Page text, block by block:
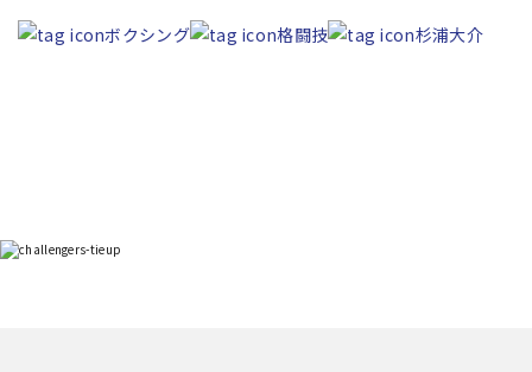
ボクシング 格闘技 杉浦大介